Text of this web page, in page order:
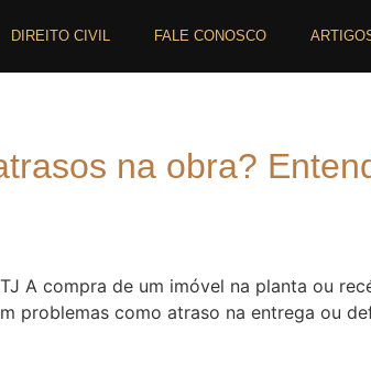
DIREITO CIVIL FALE CONOSCO
na obra?
A compra de um imóvel na planta ou
problemas como atraso na entrega ou